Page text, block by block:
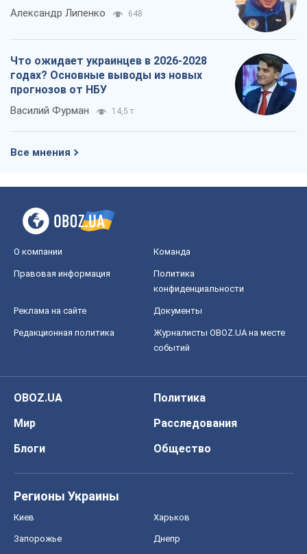
Александр Липенко 648
Что ожидает украинцев в 2026-2028
годах? Основные выводы из новых
прогнозов от НБУ
Василий Фурман 14,5 т.
Все мнения
О компании Команда
Правовая информация
Политика
конфиденциальности
Реклама на сайте Документы
Редакционная политика
Журналисты OBOZ.UA на месте
событий
OBOZ.UA
Политика
Мир
Расследования
Блоги
Общество
Регионы Украины
Киев Харьков
Запорожье Днепр